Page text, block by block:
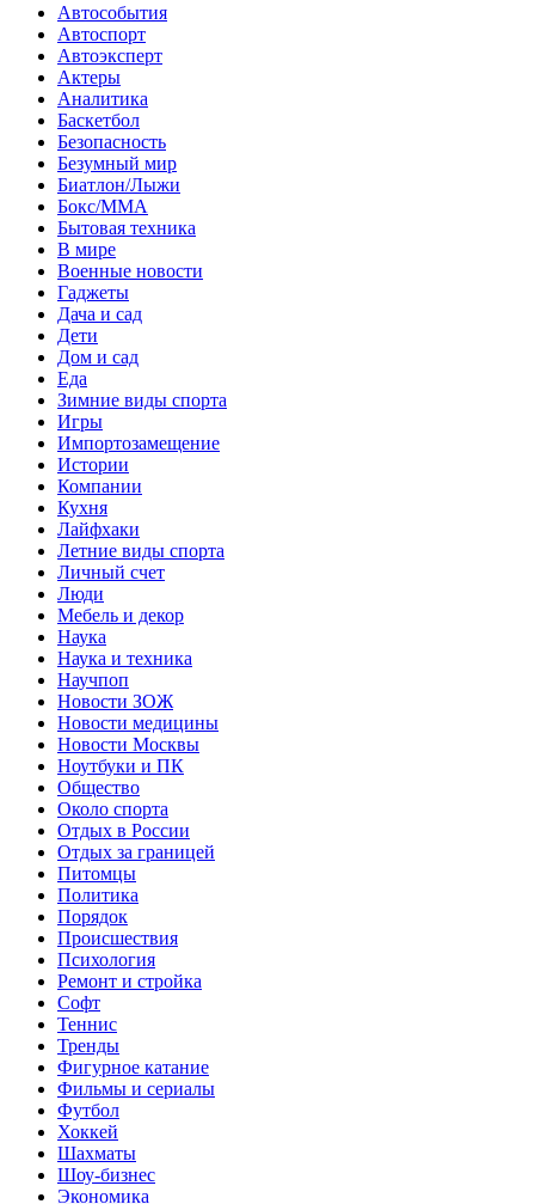
Автособытия
Автоспорт
Автоэксперт
Актеры
Аналитика
Баскетбол
Безопасность
Безумный мир
Биатлон/Лыжи
Бокс/MMA
Бытовая техника
В мире
Военные новости
Гаджеты
Дача и сад
Дети
Дом и сад
Еда
Зимние виды спорта
Игры
Импортозамещение
Истории
Компании
Кухня
Лайфхаки
Летние виды спорта
Личный счет
Люди
Мебель и декор
Наука
Наука и техника
Научпоп
Новости ЗОЖ
Новости медицины
Новости Москвы
Ноутбуки и ПК
Общество
Около спорта
Отдых в России
Отдых за границей
Питомцы
Политика
Порядок
Происшествия
Психология
Ремонт и стройка
Софт
Теннис
Тренды
Фигурное катание
Фильмы и сериалы
Футбол
Хоккей
Шахматы
Шоу-бизнес
Экономика